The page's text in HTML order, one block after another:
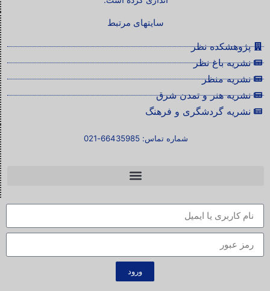
سایتهای مرتبط
پژوهشکده نظر
نشریه باغ نظر
نشریه منظر
نشریه هنر و تمدن شرق
نشریه گردشگری و فرهنگ
شماره تماس: 66435985-021
ورود